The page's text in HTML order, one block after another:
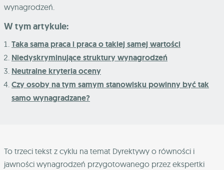
wynagrodzeń.
W tym artykule:
Taka sama praca i praca o takiej samej wartości
Niedyskryminujące struktury wynagrodzeń
Neutralne kryteria oceny
Czy osoby na tym samym stanowisku powinny być tak
samo wynagradzane?
To trzeci tekst z cyklu na temat Dyrektywy o równości i
jawności wynagrodzeń przygotowanego przez ekspertki